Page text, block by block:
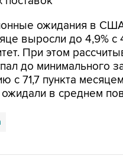
ожидания в США
выросли до 4,9% с
При этом
до минимального
с 71,7 пункта
в среднем